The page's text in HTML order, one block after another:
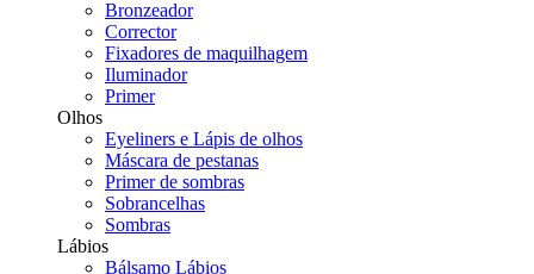
Bronzeador
Corrector
Fixadores de maquilhagem
Iluminador
Primer
Olhos
Eyeliners e Lápis de olhos
Máscara de pestanas
Primer de sombras
Sobrancelhas
Sombras
Lábios
Bálsamo Lábios